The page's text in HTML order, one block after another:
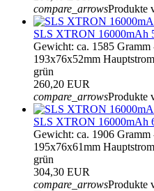
compare_arrowsProdukte
SLS XTRON 16000mAh
Gewicht: ca. 1585
193x76x52mm
grün
260,20 EUR
compare_arrowsProdukte
SLS XTRON 16000mAh
Gewicht: ca. 1906
195x76x61mm
grün
304,30 EUR
compare_arrowsProdukte